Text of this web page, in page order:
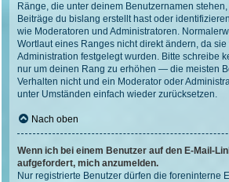
Ränge, die unter deinem Benutzernamen
Beiträge du bislang erstellt hast oder
wie Moderatoren und Administratoren.
Wortlaut eines Ranges nicht direkt ändern, da
Administration festgelegt wurden. Bitte schreibe
nur um deinen Rang zu erhöhen — die meisten
Verhalten nicht und ein Moderator oder
unter Umständen einfach wieder zurücksetzen.
Nach oben
Wenn ich bei einem Benutzer auf den E-Mail-
aufgefordert, mich anzumelden.
Nur registrierte Benutzer dürfen die foreninterne